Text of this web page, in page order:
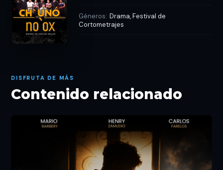
Géneros: Drama, Festival de
Cortometrajes
DISFRUTA DE MÁS
Contenido relacionado